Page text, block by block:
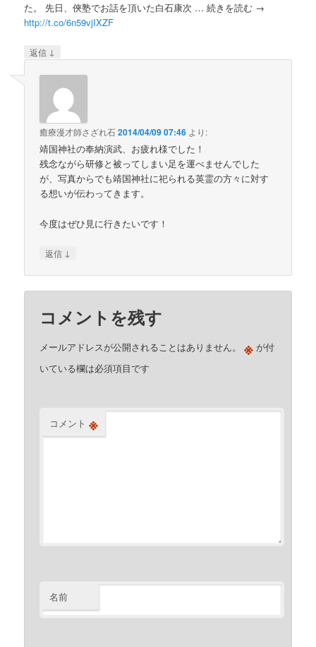
た。 先日、俠塾でお話を頂いた白石康次 … 続きを読む →
http://t.co/6n59vjIXZF
返信 ↓
癒療漫才師さざれ石2014/04/09 07:46 より:
靖国神社の奉納演武、お疲れ様でした！
残念ながら研修と被ってしまい足を運べませんでした
が、写真からでも靖国神社に祀られる英霊の方々に対す
る想いが伝わってきます。
今度はぜひ見に行きたいです！
返信 ↓
コメントを残す
メールアドレスが公開されることはありません。 ※ が付
いている欄は必須項目です
コメント ※
名前